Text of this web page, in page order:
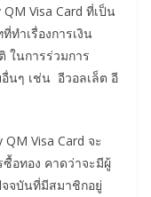
Visa Card ที่เป็น
ทำเรื่องการเงิน
ในการร่วมการ
นๆ เช่น อีวอลเล็ต อี
Visa Card จะ
อทอง คาดว่าจะมีผู้
จบันที่มีสมาชิกอยู่